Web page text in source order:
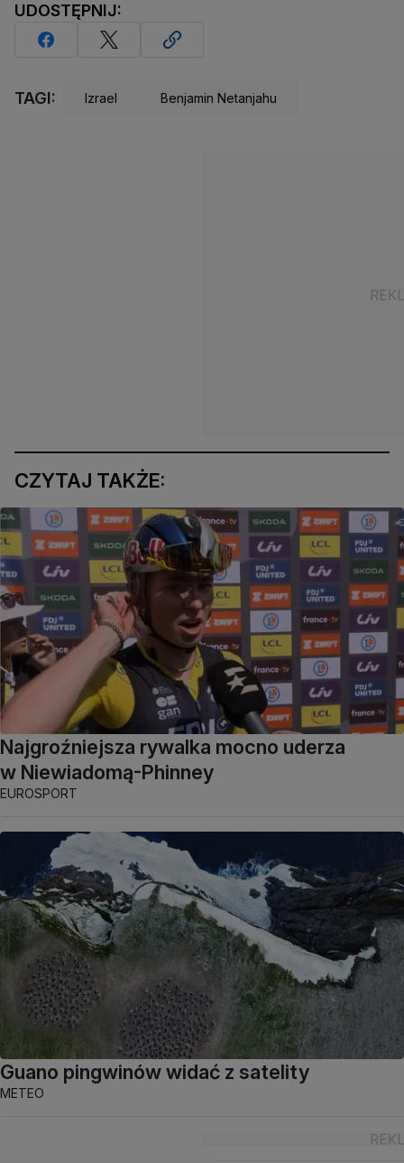
UDOSTĘPNIJ:
TAGI: Izrael Benjamin Netanjahu
CZYTAJ TAKŻE:
Najgroźniejsza rywalka mocno uderza
w Niewiadomą-Phinney
EUROSPORT
Guano pingwinów widać z satelity
METEO